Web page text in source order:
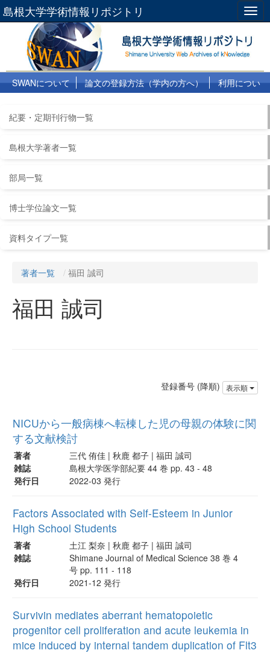
島根大学学術情報リポジトリ
SWANについて 論文の登録方法（学内の方へ）
利用につい
紀要・定期刊行物一覧
島根大学著者一覧
部局一覧
博士学位論文一覧
資料タイプ一覧
著者一覧 福田 誠司
福田 誠司
登録番号 (降順) 表示順
NICUから一般病棟へ転棟した児の母親の体験に関
する文献検討
著者
三代 侑佳 | 秋鹿 都子 | 福田 誠司
雑誌
島根大学医学部紀要 44 巻 pp. 43 - 48
発行日
2022-03 発行
Factors Associated with Self-Esteem in Junior
High School Students
著者
土江 梨奈 | 秋鹿 都子 | 福田 誠司
雑誌
Shimane Journal of Medical Science 38 巻 4
号 pp. 111 - 118
発行日
2021-12 発行
Survivin mediates aberrant hematopoietic
progenitor cell proliferation and acute leukemia in
mice induced by internal tandem duplication of Flt3